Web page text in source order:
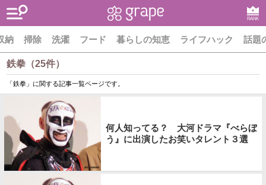
RANK
納 掃除 洗濯 フード 暮らしの知恵 ライフハック 話題
鉄拳（25件）
「鉄拳」に関する記事一覧ページです。
何人知ってる？ 大河ドラマ『べらぼ
う』に出演したお笑いタレント３選